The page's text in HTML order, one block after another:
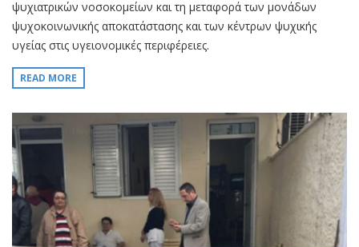
ψυχιατρικών νοσοκομείων και τη μεταφορά των μονάδων
ψυχοκοινωνικής αποκατάστασης και των κέντρων ψυχικής
υγείας στις υγειονομικές περιφέρειες.
READ MORE